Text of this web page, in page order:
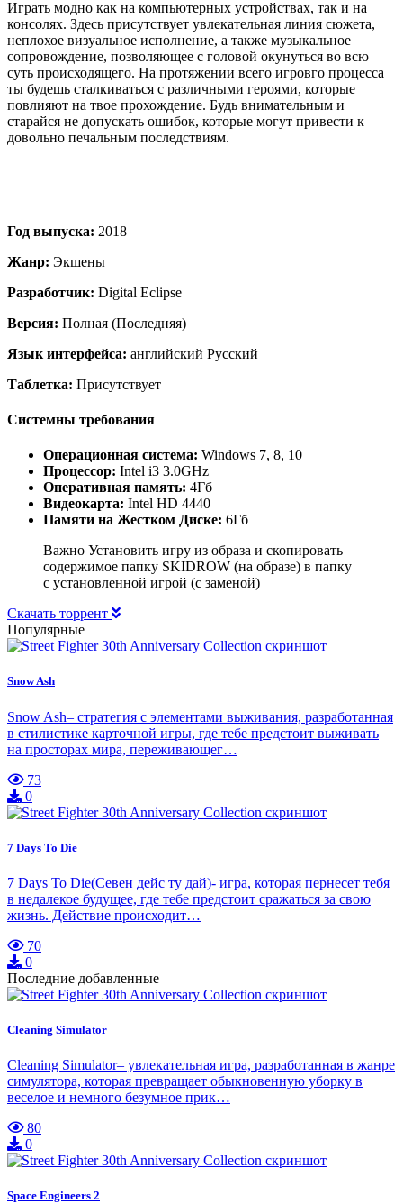
Играть модно как на компьютерных устройствах, так и на
консолях. Здесь присутствует увлекательная линия сюжета,
неплохое визуальное исполнение, а также музыкальное
сопровождение, позволяющее с головой окунуться во всю
суть происходящего. На протяжении всего игровго процесса
ты будешь сталкиваться с различными героями, которые
повлияют на твое прохождение. Будь внимательным и
старайся не допускать ошибок, которые могут привести к
довольно печальным последствиям.
Год выпуска: 2018
Жанр: Экшены
Разработчик: Digital Eclipse
Версия: Полная (Последняя)
Язык интерфейса: английский Русский
Таблетка: Присутствует
Системны требования
Операционная система: Windows 7, 8, 10
Процессор: Intel i3 3.0GHz
Оперативная память: 4Гб
Видеокарта: Intel HD 4440
Памяти на Жестком Диске: 6Гб
Важно Установить игру из образа и скопировать
содержимое папку SKIDROW (на образе) в папку
с установленной игрой (с заменой)
Скачать торрент
Популярные
Snow Ash
Snow Ash– стратегия с элементами выживания, разработанная
в стилистике карточной игры, где тебе предстоит выживать
на просторах мира, переживающег…
73
0
7 Days To Die
7 Days To Die(Севен дейс ту дай)- игра, которая пернесет тебя
в недалекое будущее, где тебе предстоит сражаться за свою
жизнь. Действие происходит…
70
0
Последние добавленные
Cleaning Simulator
Cleaning Simulator– увлекательная игра, разработанная в жанре
симулятора, которая превращает обыкновенную уборку в
веселое и немного безумное прик…
80
0
Space Engineers 2